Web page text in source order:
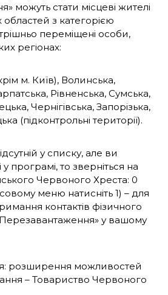
можуть стати місцеві жителі
з категорією
переміщені особи,
регіонах:
м. Київ), Волинська,
Рівненська, Сумська,
Чернігівська, Запорізька,
(підконтрольні території).
у списку, але ви
у програмі, то зверніться на
Червоного Хреста: 0
меню натисніть 1) – для
контактів фізичного
у вашому
розширення можливостей
– Товариство Червоного